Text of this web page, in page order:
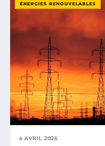
ÉNERGIES RENOUVELABLES
4 AVRIL 2026